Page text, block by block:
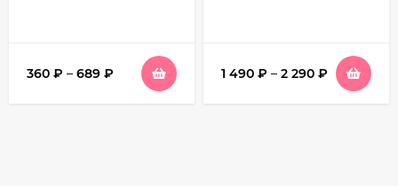
360 ₽ – 689 ₽ 1 490 ₽ – 2 290 ₽